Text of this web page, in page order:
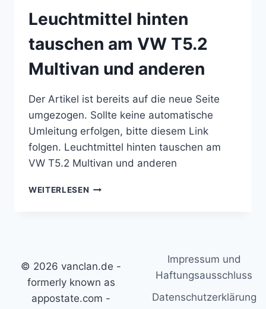
Leuchtmittel hinten
tauschen am VW T5.2
Multivan und anderen
Der Artikel ist bereits auf die neue Seite
umgezogen. Sollte keine automatische
Umleitung erfolgen, bitte diesem Link
folgen. Leuchtmittel hinten tauschen am
VW T5.2 Multivan und anderen
WEITERLESEN LEUCHTMITTEL
MULTIVAN
ANDEREN
© 2026 vanclan.de -
formerly known as
appostate.com -
Impressum und
Haftungsausschluss
Datenschutzerklärung